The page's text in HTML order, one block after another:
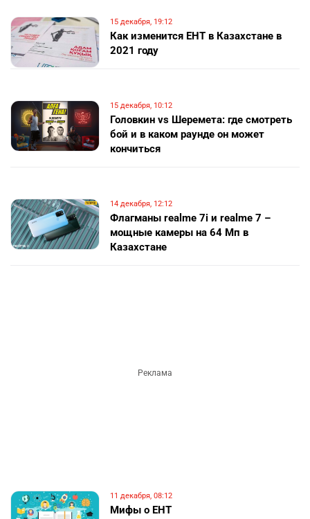
15 декабря, 19:12
Как изменится ЕНТ в Казахстане в
2021 году
15 декабря, 10:12
Головкин vs Шеремета: где смотреть
бой и в каком раунде он может
кончиться
14 декабря, 12:12
Флагманы realme 7i и realme 7 –
мощные камеры на 64 Мп в
Казахстане
11 декабря, 08:12
Мифы о ЕНТ